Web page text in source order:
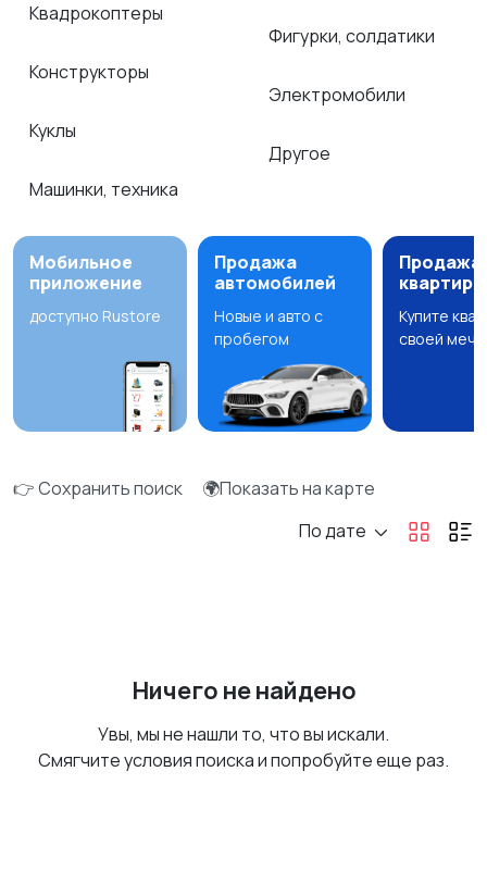
Квадрокоптеры
Конструкторы
Куклы
Машинки, техника
Фигурки, солдатики
Электромобили
Другое
Мобильное
приложение
доступно Rustore
Продажа
автомобилей
Новые и авто с
пробегом
Продажа
квартир
Купите
своей
👉 Сохранить поиск
🌍Показать на карте
По дате
Ничего не найдено
Увы, мы не нашли то, что вы искали.
Смягчите условия поиска и попробуйте еще раз.